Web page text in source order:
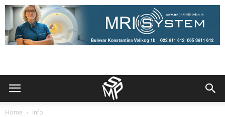
Home Info